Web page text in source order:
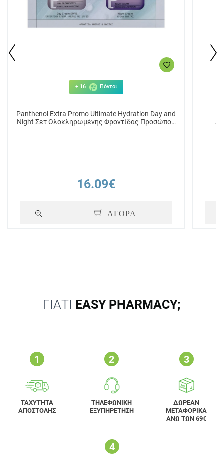
+ 16 Πόντοι
Panthenol Extra Promo Ultimate Hydration Day and
Night Σετ Ολοκληρωμένης Φροντίδας Προσώπου
16.09€
ΑΓΟΡΑ
ΓΙΑΤΙ EASY PHARMACY;
ΤΑΧΥΤΗΤΑ
ΑΠΟΣΤΟΛΗΣ
ΤΗΛΕΦΩΝΙΚΗ
ΕΞΥΠΗΡΕΤΗΣΗ
ΔΩΡΕΑΝ
ΜΕΤΑΦΟΡΙΚΑ
ΑΝΩ ΤΩΝ 69€